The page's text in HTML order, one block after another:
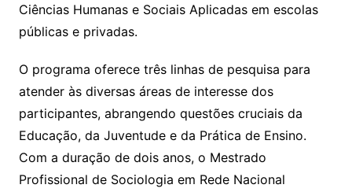
Ciências Humanas e Sociais Aplicadas em escolas
públicas e privadas.
O programa oferece três linhas de pesquisa para
atender às diversas áreas de interesse dos
participantes, abrangendo questões cruciais da
Educação, da Juventude e da Prática de Ensino.
Com a duração de dois anos, o Mestrado
Profissional de Sociologia em Rede Nacional